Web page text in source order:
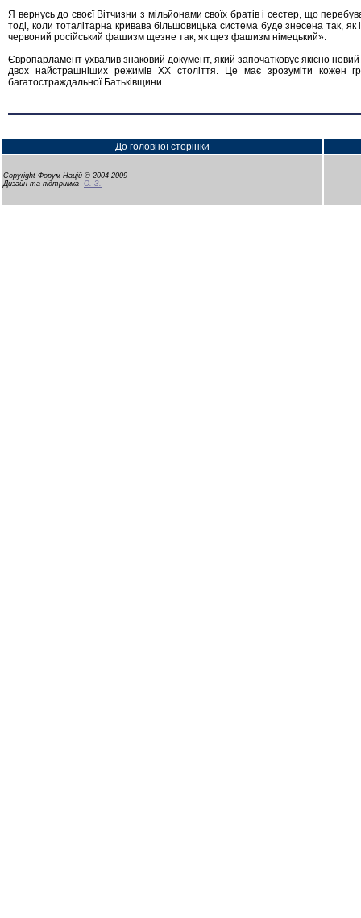
Я вернусь до своєї Вітчизни з мільйонами своїх братів і сестер, що
тоді, коли тоталітарна кривава більшовицька система буде знесена так, як
червоний російський фашизм щезне так, як щез фашизм німецький».
Європарламент ухвалив знаковий документ, який започатковує якісно
двох найстрашніших режимів ХХ століття. Це має зрозуміти кожен
багатостраждальної Батьківщини.
До головної сторінки
Copyright Форум Націй © 2004-2009
Дизайн та підтримка- О. З.